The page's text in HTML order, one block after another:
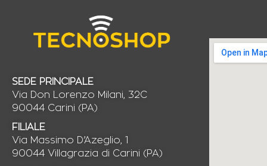
SEDE PRINCIPALE
Via Don Lorenzo Milani, 32C
90044 Carini (PA)
FILIALE
Via Massimo D’Azeglio, 1
90044 Villagrazia di Carini (PA)